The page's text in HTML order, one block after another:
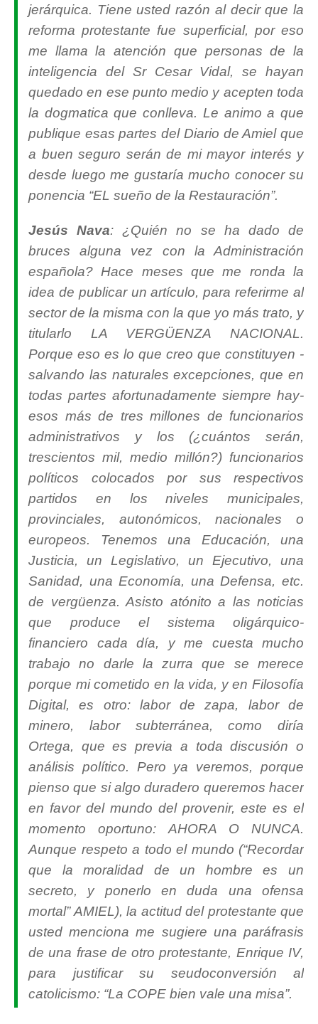
jerárquica. Tiene usted razón al decir que la
reforma protestante fue superficial, por eso
me llama la atención que personas de la
inteligencia del Sr Cesar Vidal, se hayan
quedado en ese punto medio y acepten toda
la dogmatica que conlleva. Le animo a que
publique esas partes del Diario de Amiel que
a buen seguro serán de mi mayor interés y
desde luego me gustaría mucho conocer su
ponencia “EL sueño de la Restauración”.
Jesús Nava: ¿Quién no se ha dado de
bruces alguna vez con la Administración
española? Hace meses que me ronda la
idea de publicar un artículo, para referirme al
sector de la misma con la que yo más trato, y
titularlo LA VERGÜENZA NACIONAL.
Porque eso es lo que creo que constituyen -
salvando las naturales excepciones, que en
todas partes afortunadamente siempre hay-
esos más de tres millones de funcionarios
administrativos y los (¿cuántos serán,
trescientos mil, medio millón?) funcionarios
políticos colocados por sus respectivos
partidos en los niveles municipales,
provinciales, autonómicos, nacionales o
europeos. Tenemos una Educación, una
Justicia, un Legislativo, un Ejecutivo, una
Sanidad, una Economía, una Defensa, etc.
de vergüenza. Asisto atónito a las noticias
que produce el sistema oligárquico-
financiero cada día, y me cuesta mucho
trabajo no darle la zurra que se merece
porque mi cometido en la vida, y en Filosofía
Digital, es otro: labor de zapa, labor de
minero, labor subterránea, como diría
Ortega, que es previa a toda discusión o
análisis político. Pero ya veremos, porque
pienso que si algo duradero queremos hacer
en favor del mundo del provenir, este es el
momento oportuno: AHORA O NUNCA.
Aunque respeto a todo el mundo (“Recordar
que la moralidad de un hombre es un
secreto, y ponerlo en duda una ofensa
mortal” AMIEL), la actitud del protestante que
usted menciona me sugiere una paráfrasis
de una frase de otro protestante, Enrique IV,
para justificar su seudoconversión al
catolicismo: “La COPE bien vale una misa”.